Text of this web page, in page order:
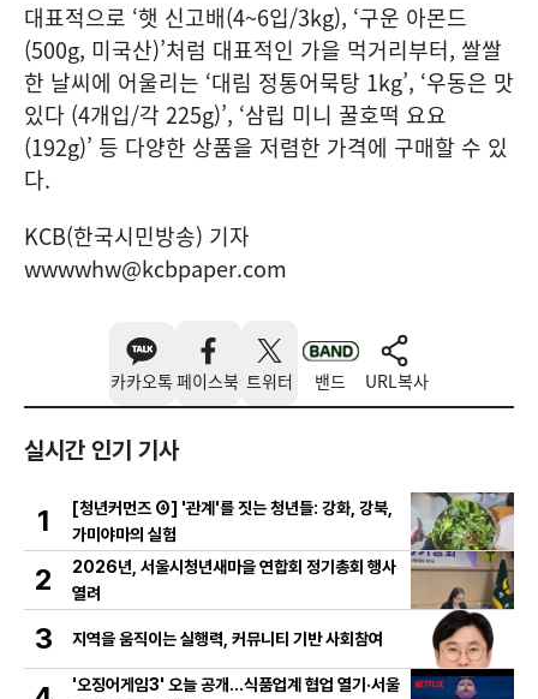
대표적으로 ‘햇 신고배(4~6입/3kg), ‘구운 아몬드
(500g, 미국산)’처럼 대표적인 가을 먹거리부터, 쌀쌀
한 날씨에 어울리는 ‘대림 정통어묵탕 1kg’, ‘우동은 맛
있다 (4개입/각 225g)’, ‘삼립 미니 꿀호떡 요요
(192g)’ 등 다양한 상품을 저렴한 가격에 구매할 수 있
다.
KCB(한국시민방송) 기자
wwwwhw@kcbpaper.com
카카오톡 페이스북 트위터 밴드 URL복사
실시간 인기 기사
1
[청년커먼즈 ④] '관계'를 짓는 청년들: 강화, 강북,
가미야마의 실험
2
2026년, 서울시청년새마을 연합회 정기총회 행사
열려
3 지역을 움직이는 실행력, 커뮤니티 기반 사회참여
'오징어게임3' 오늘 공개…식품업계 협업 열기·서울